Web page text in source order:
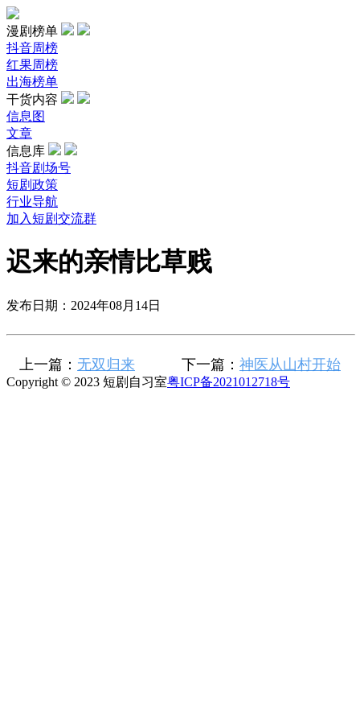
漫剧榜单
抖音周榜
红果周榜
出海榜单
干货内容
信息图
文章
信息库
抖音剧场号
短剧政策
行业导航
加入短剧交流群
迟来的亲情比草贱
发布日期：2024年08月14日
上一篇： 无双归来 下一篇： 神医从山村开始
Copyright © 2023 短剧自习室粤ICP备2021012718号